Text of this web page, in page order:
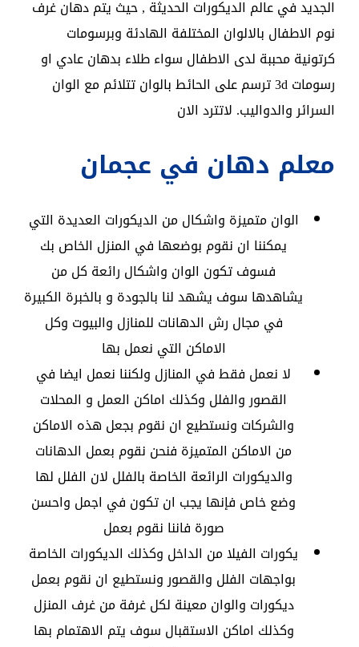
الجديد في عالم الديكورات الحديثة , حيث يتم دهان غرف
نوم الاطفال بالالوان المختلفة الهادئة وبرسومات
كرتونية محببة لدى الاطفال سواء طلاء بدهان عادي او
رسومات 3d ترسم على الحائط بالوان تتلائم مع الوان
السرائر والدواليب. لاتترد الان
معلم دهان في عجمان
الوان متميزة واشكال من الديكورات العديدة التي
يمكننا ان نقوم بوضعها في المنزل الخاص بك
فسوف تكون الوان واشكال رائعة كل من
يشاهدها سوف يشهد لنا بالجودة و بالخبرة الكبيرة
في مجال رش الدهانات للمنازل والبيوت وكل
الاماكن التي نعمل بها
لا نعمل فقط في المنازل ولكننا نعمل ايضا في
القصور والفلل وكذلك اماكن العمل و المحلات
والشركات ونستطيع ان نقوم بجعل هذه الاماكن
من الاماكن المتميزة فنحن نقوم بعمل الدهانات
والديكورات الرائعة الخاصة بالفلل لان الفلل لها
وضع خاص فإنها يجب ان تكون في اجمل واحسن
صورة فاننا نقوم بعمل
يكورات الفيلا من الداخل وكذلك الديكورات الخاصة
بواجهات الفلل والقصور ونستطيع ان نقوم بعمل
ديكورات والوان معينة لكل غرفة من غرف المنزل
وكذلك اماكن الاستقبال سوف يتم الاهتمام بها